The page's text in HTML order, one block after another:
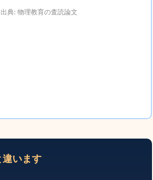
出典: 物理教育の査読論文
違います